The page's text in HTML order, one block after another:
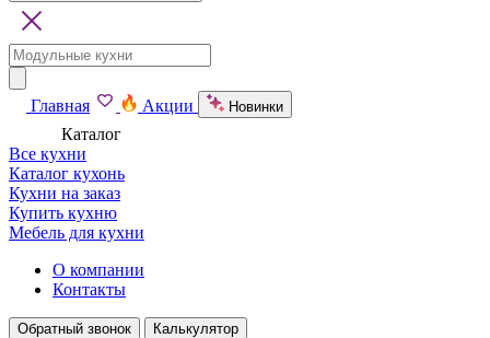
Главная Акции Новинки
Каталог
Все кухни
Каталог кухонь
Кухни на заказ
Купить кухню
Мебель для кухни
О компании
Контакты
Обратный звонок Калькулятор